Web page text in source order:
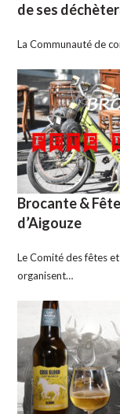
de ses
La Communauté de
Brocante &
d’Aigouze
Le Comité des fêtes
organisent…